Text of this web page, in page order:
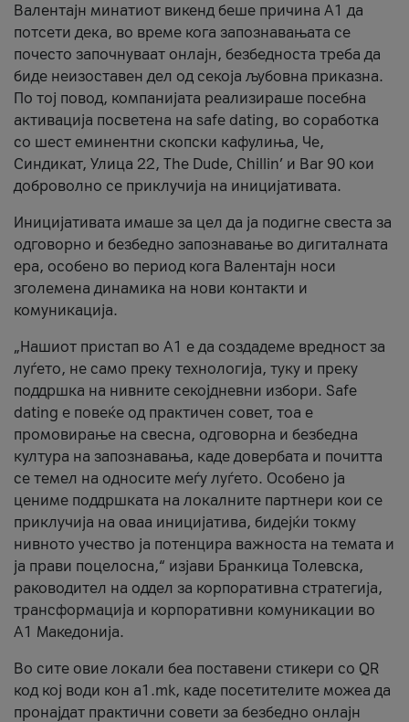
Валентајн минатиот викенд беше причина А1 да
потсети дека, во време кога запознавањата се
почесто започнуваат онлајн, безбедноста треба да
биде неизоставен дел од секоја љубовна приказна.
По тој повод, компанијата реализираше посебна
активација посветена на safe dating, во соработка
со шест еминентни скопски кафулиња, Че,
Синдикат, Улица 22, The Dude, Chillin’ и Bar 90 кои
доброволно се приклучија на иницијативата.
Иницијативата имаше за цел да ја подигне свеста за
одговорно и безбедно запознавање во дигиталната
ера, особено во период кога Валентајн носи
зголемена динамика на нови контакти и
комуникација.
„Нашиот пристап во А1 е да создадеме вредност за
луѓето, не само преку технологија, туку и преку
поддршка на нивните секојдневни избори. Safe
dating е повеќе од практичен совет, тоа е
промовирање на свесна, одговорна и безбедна
култура на запознавања, каде довербата и почитта
се темел на односите меѓу луѓето. Особено ја
цениме поддршката на локалните партнери кои се
приклучија на оваа иницијатива, бидејќи токму
нивното учество ја потенцира важноста на темата и
ја прави поцелосна,“ изјави Бранкица Толевска,
раководител на оддел за корпоративна стратегија,
трансформација и корпоративни комуникации во
А1 Македонија.
Во сите овие локали беа поставени стикери со QR
код кој води кон a1.mk, каде посетителите можеа да
пронајдат практични совети за безбедно онлајн